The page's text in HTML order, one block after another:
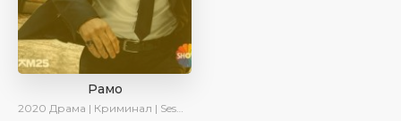
Рамо
2020 Драма | Криминал | SesDizi | Ирина Котова